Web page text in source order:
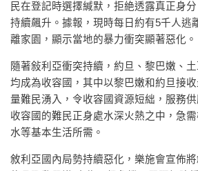
民在登記時選擇緘默，拒絶透露真正身
持續飆升。據報，現時每日約有5千人逃
離家園，顯示當地的暴力衝突顯著惡化。
隨著敍利亞衝突持續，約旦、黎巴嫩、
均成為收容國，其中以黎巴嫩和約旦接
量難民湧入，令收容國資源短絀，服務
收容國的難民正身處水深火熱之中，急
水等基本生活所需。
敘利亞國內局勢持續惡化，樂施會宣佈